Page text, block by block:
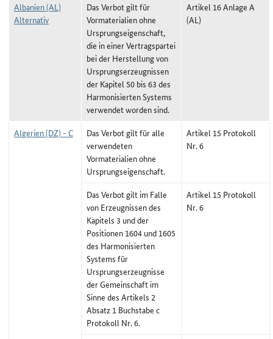
Albanien (AL)
Alternativ
Das Verbot gilt für
Vormaterialien ohne
Ursprungseigenschaft,
die in einer Vertragspartei
bei der Herstellung von
Ursprungserzeugnissen
der Kapitel 50 bis 63 des
Harmonisierten Systems
verwendet worden sind.
Artikel 16 Anlage A
(AL)
Algerien (DZ) - C
Das Verbot gilt für alle
verwendeten
Vormaterialien ohne
Ursprungseigenschaft.
Artikel 15 Protokoll
Nr. 6
Das Verbot gilt im Falle
von Erzeugnissen des
Kapitels 3 und der
Positionen 1604 und 1605
des Harmonisierten
Systems für
Ursprungserzeugnisse
der Gemeinschaft im
Sinne des Artikels 2
Absatz 1 Buchstabe c
Protokoll Nr. 6.
Artikel 15 Protokoll
Nr. 6